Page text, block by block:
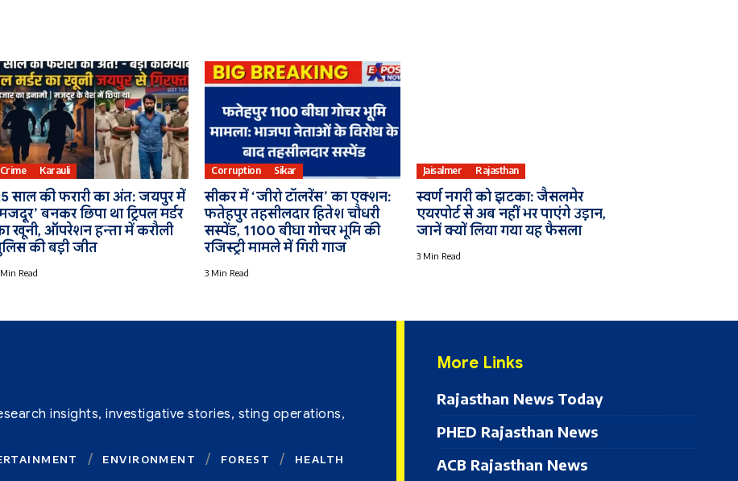
Crime Karauli
साल की फरारी का अंत: जयपुर में
बनकर छिपा था ट्रिपल मर्डर
खूनी, ऑपरेशन हन्ता में करौली
की बड़ी जीत
Read
Corruption Sikar
सीकर में ‘जीरो टॉलरेंस’ का एक्शन:
फतेहपुर तहसीलदार हितेश चौधरी
सस्पेंड, 1100 बीघा गोचर भूमि की
रजिस्ट्री मामले में गिरी गाज
3 Min Read
Jaisalmer Rajasthan
स्वर्ण नगरी को झटका: जैसलमेर
एयरपोर्ट से अब नहीं भर पाएंगे उड़ान,
जानें क्यों लिया गया यह फैसला
3 Min Read
insights, investigative stories, sting operations,
ENVIRONMENT FOREST HEALTH
More Links
Rajasthan News Today
PHED Rajasthan News
ACB Rajasthan News